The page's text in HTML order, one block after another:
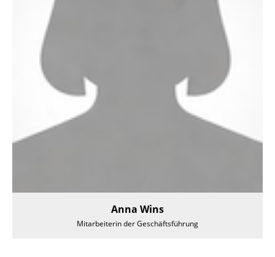
Anna Wins
Mitarbeiterin der Geschäftsführung